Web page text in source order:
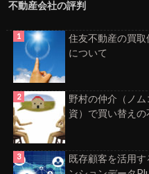
不動産会社の評判
住友不動産の買
について
野村の仲介（ノ
資）で買い替えの
既存顧客を活用